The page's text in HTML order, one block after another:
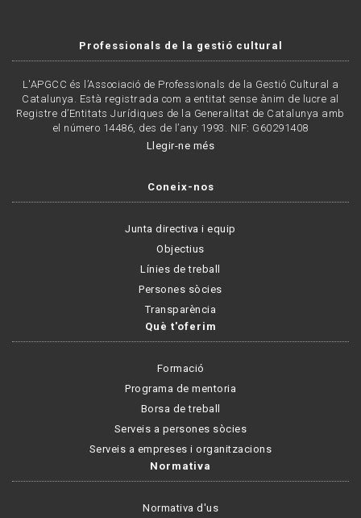
Professionals de la gestió cultural
L'APGCC és l’Associació de Professionals de la Gestió Cultural a
Catalunya. Està registrada com a entitat sense ànim de lucre al
Registre d’Entitats Jurídiques de la Generalitat de Catalunya amb
el número 14486, des de l’any 1993. NIF: G60291408
Llegir-ne més
Coneix-nos
Junta directiva i equip
Objectius
Línies de treball
Persones sòcies
Transparència
Què t'oferim
Formació
Programa de mentoria
Borsa de treball
Serveis a persones sòcies
Serveis a empreses i organitzacions
Normativa
Normativa d'us